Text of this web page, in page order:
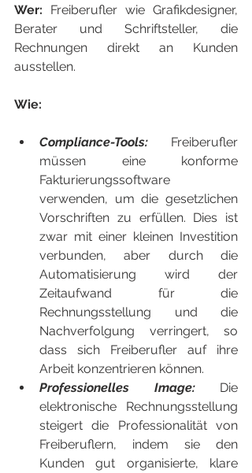
Wer: Freiberufler wie Grafikdesigner,
Berater und Schriftsteller, die
Rechnungen direkt an Kunden
ausstellen.
Wie:
Compliance-Tools: Freiberufler
müssen eine konforme
Fakturierungssoftware
verwenden, um die gesetzlichen
Vorschriften zu erfüllen. Dies ist
zwar mit einer kleinen Investition
verbunden, aber durch die
Automatisierung wird der
Zeitaufwand für die
Rechnungsstellung und die
Nachverfolgung verringert, so
dass sich Freiberufler auf ihre
Arbeit konzentrieren können.
Professionelles Image: Die
elektronische Rechnungsstellung
steigert die Professionalität von
Freiberuflern, indem sie den
Kunden gut organisierte, klare